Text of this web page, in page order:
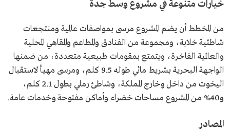
خيارات متنوعة في مشروع وسط جدة
من المخطط أن يضم المشروع مرسى بمواصفات عالمية ومنتجعات
شاطئية خلابة، ومجموعة من الفنادق والمطاعم والمقاهي المحلية
والعالمية الفاخرة، ويتمتع بمقومات طبيعية متعددة، من ضمنها
الواجهة البحرية بشريط مائي طوله 9.5 كلم، ومرسى مهيأ لاستقبال
اليخوت من داخل وخارج المملكة، وشاطئ رملي بطول 2.1 كلم،
و40% من المشروع مساحات خضراء وأماكن مفتوحة وخدمات عامة.
المصادر